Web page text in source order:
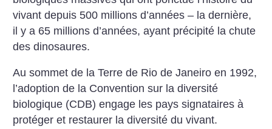
vivant depuis 500 millions d’années – la dernière,
il y a 65 millions d’années, ayant précipité la chute
des dinosaures.
Au sommet de la Terre de Rio de Janeiro en 1992,
l’adoption de la Convention sur la diversité
biologique (CDB) engage les pays signataires à
protéger et restaurer la diversité du vivant.